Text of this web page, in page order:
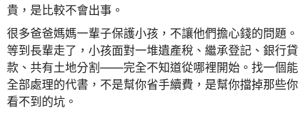
貴，是比較不會出事。
很多爸爸媽媽一輩子保護小孩，不讓他們擔心錢的問題。
等到長輩走了，小孩面對一堆遺產稅、繼承登記、銀行貸
款、共有土地分割——完全不知道從哪裡開始。找一個能
全部處理的代書，不是幫你省手續費，是幫你擋掉那些你
看不到的坑。